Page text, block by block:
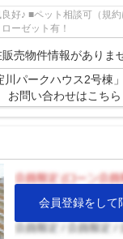
♪ ■ペット相談可（規約
ーゼット有！
売物件情報がありま
川パークハウス2号棟
お問い合わせはこちら
会員登録をして